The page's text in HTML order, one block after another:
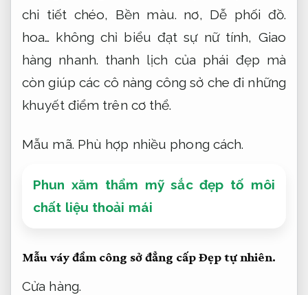
chi tiết chéo, Bền màu. nơ, Dễ phối đồ.
hoa… không chỉ biểu đạt sự nữ tính, Giao
hàng nhanh. thanh lịch của phái đẹp mà
còn giúp các cô nàng công sở che đi những
khuyết điểm trên cơ thể.
Mẫu mã. Phù hợp nhiều phong cách.
Phun xăm thẩm mỹ sắc đẹp tố môi
chất liệu thoải mái
Mẫu váy đầm công sở đẳng cấpĐẹp tự nhiên.
Cửa hàng.